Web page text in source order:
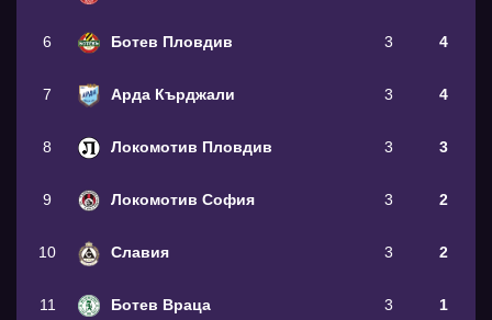
6 Ботев Пловдив 3 4
7 Арда Кърджали 3 4
8 Локомотив Пловдив 3 3
9 Локомотив София 3 2
10 Славия 3 2
11 Ботев Враца 3 1